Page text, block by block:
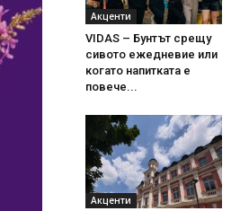
Акценти
VIDAS – Бунтът срещу
сивото ежедневие или
когато напитката е
повече...
Акценти